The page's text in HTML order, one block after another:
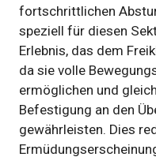
fortschrittlichen
speziell für diesen
Erlebnis, das dem
da sie volle
ermöglichen und
Befestigung an den
gewährleisten. Dies